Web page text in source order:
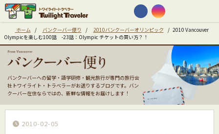
ホーム / バンクーバー便り / 2010バンクーバーオリンピック / 2010 Vancouver
Olympicを楽しむ100話 -23話：Olympic チケットの買い方？！
バンクーバーへの留学・語学研修・観光旅行が専門の旅行会
社トワイライト・トラベラーがお送りするブログです。バン
クーバー在住ならではの、新鮮な情報をお届けします！
2010-02-05